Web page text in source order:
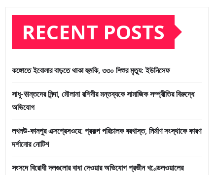
RECENT POSTS
কঙ্গোতে ইবোলার বাড়তে থাকা হুমকি, ৩৩০ শিশুর মৃত্যু: ইউনিসেফ
সাধু-सন্তদের নিন্দা, মৌলানা রশিদীর মন্তব্যকে সামাজিক সম্প্রীতির বিরুদ্ধে
অভিযোগ
লখনউ-কানপুর এক্সপ্রেসওয়ে: প্রকল্প পরিচালক বরখাস্ত, নির্মাণ সংস্থাকে কারণ
দর্শানোর নোটিশ
সংসদে বিরোধী দলগুলোর বাধা দেওয়ার অভিযোগ প্রভীন খণ্ডেলওয়ালের